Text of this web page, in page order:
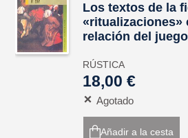
Los textos de la
«ritualizaciones»
relación del
RÚSTICA
18,00 €
Agotado
Añadir a la cesta